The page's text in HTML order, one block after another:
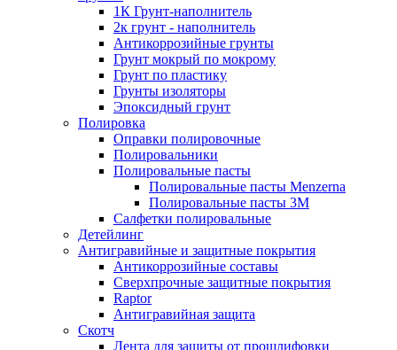
1К Грунт-наполнитель
2к грунт - наполнитель
Антикоррозийные грунты
Грунт мокрый по мокрому
Грунт по пластику
Грунты изоляторы
Эпоксидный грунт
Полировка
Оправки полировочные
Полировальники
Полировальные пасты
Полировальные пасты Menzerna
Полировальные пасты 3M
Салфетки полировальные
Детейлинг
Антигравийные и защитные покрытия
Антикоррозийные составы
Сверхпрочные защитные покрытия
Raptor
Антигравийная защита
Скотч
Лента для защиты от прошлифовки